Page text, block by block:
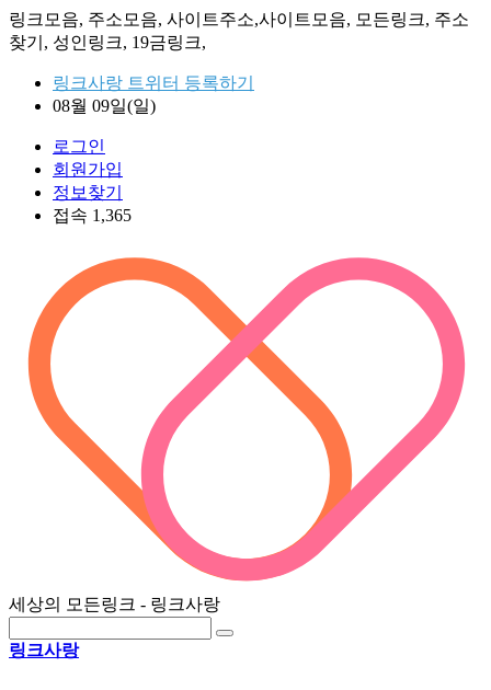
링크모음, 주소모음, 사이트주소,사이트모음, 모든링크, 주소
찾기, 성인링크, 19금링크,
링크사랑 트위터 등록하기
08월 09일(일)
로그인
회원가입
정보찾기
접속 1,365
세상의 모든링크 - 링크사랑
링크사랑